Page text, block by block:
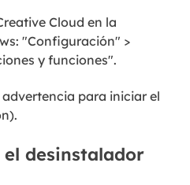
Cloud en la
"Configuración" >
y funciones".
para iniciar el
el desinstalador